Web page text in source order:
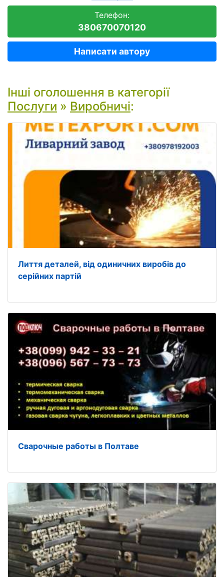
Телефон:
380670070120
Написати автору
Інші оголошення в категорії
Послуги » Виробничі:
Лиття деталей, від одиничних виробів до
серійних партій
Сварочные работы в Полтаве